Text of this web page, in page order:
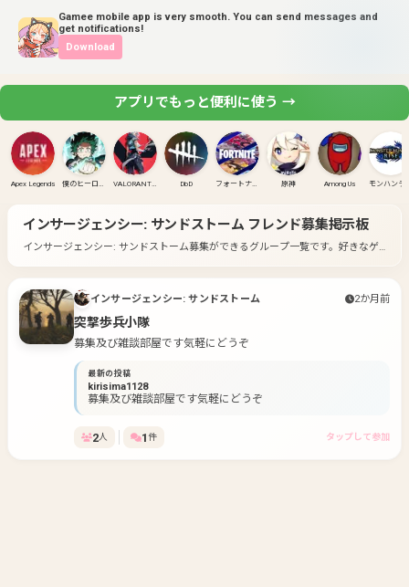
Gamee mobile app is very smooth. You can send messages and
get notifications!
Download
アプリでもっと便利に使う →
Apex Legends 僕のヒーローアカデミア ULTRA RUMBLE VALORANT(PC) DbD フォートナイト 原神 Among Us
インサージェンシー: サンドストーム フレンド募集掲示板
インサージェンシー: サンドストーム募集ができるグループ一覧です。 好きなゲ
インサージェンシー: サンドストーム 2か月前
突撃歩兵小隊
募集及び雑談部屋です気軽にどうぞ
最新の投稿
kirisima1128
募集及び雑談部屋です気軽にどうぞ
2人 1件 タップして参加